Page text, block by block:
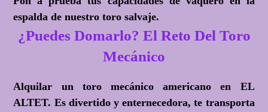
espalda de nuestro toro salvaje.
¿Puedes Domarlo? El Reto Del Toro
Mecánico
Alquilar un toro mecánico americano en EL
ALTET. Es divertido y enternecedora, te transporta